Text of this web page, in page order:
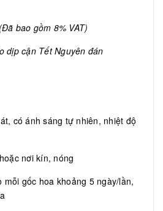
(Đã bao gồm 8% VAT)
dịp cận Tết Nguyên đán
có ánh sáng tự nhiên, nhiệt độ
nơi kín, nóng
gốc hoa khoảng 5 ngày/lần,